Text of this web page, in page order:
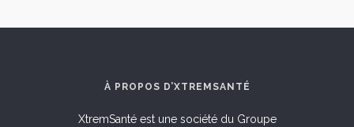
À PROPOS D’XTREMSANTÉ
XtremSanté est une société du Groupe